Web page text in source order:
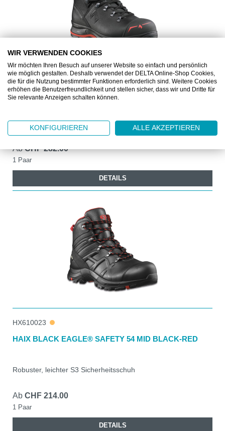
HX602017
HAIX TREKKER PRO S3 2.0
S3-Stiefel, robust, verwindugssteif
AbCHF 282.00
1 Paar
DETAILS
HX610023
HAIX BLACK EAGLE® SAFETY 54 MID BLACK-RED
Robuster, leichter S3 Sicherheitsschuh
Ab CHF 214.00
1 Paar
DETAILS
WIR VERWENDEN COOKIES
Wir möchten Ihren Besuch auf unserer Website so einfach und persönlich
wie möglich gestalten. Deshalb verwendet der DELTA Online-Shop Cookies,
die für die Nutzung bestimmter Funktionen erforderlich sind. Weitere Cookies
erhöhen die Benutzerfreundlichkeit und stellen sicher, dass wir und Dritte für
Sie relevante Anzeigen schalten können.
KONFIGURIEREN ALLE AKZEPTIEREN